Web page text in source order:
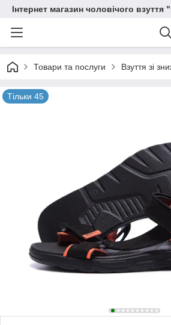
Інтернет магазин чоловічого взуття
Товари та послуги Взуття зі
Тільки 45